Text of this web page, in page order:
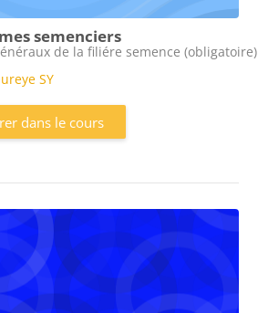
semenciers
de la filiére semence (obligatoire)
SY
dans le cours